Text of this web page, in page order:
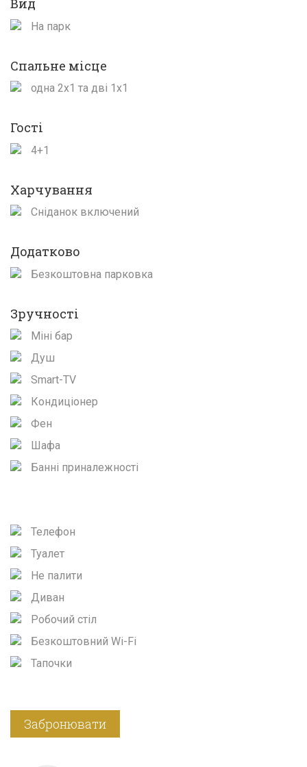
Вид
На парк
Спальне місце
одна 2х1 та дві 1х1
Гості
4+1
Харчування
Сніданок включений
Додатково
Безкоштовна парковка
Зручності
Міні бар
Душ
Smart-TV
Кондиціонер
Фен
Шафа
Банні приналежності
Телефон
Туалет
Не палити
Диван
Робочий стіл
Безкоштовний Wi-Fi
Тапочки
Забронювати